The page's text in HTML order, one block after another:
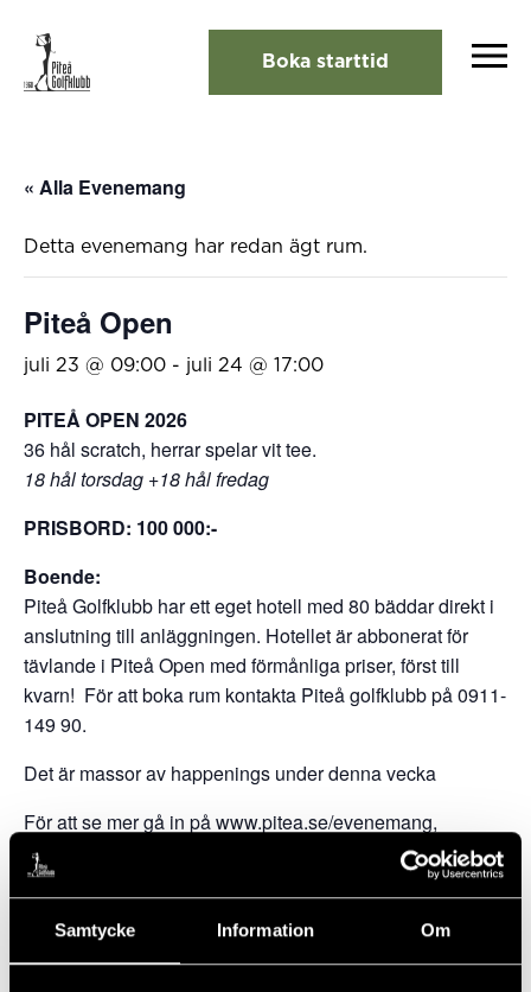
Samtycke Information Om
Boka starttid
« Alla Evenemang
Detta evenemang har redan ägt rum.
Piteå Open
juli 23 @ 09:00 - juli 24 @ 17:00
PITEÅ OPEN 2026
36 hål scratch, herrar spelar vit tee.
18 hål torsdag +18 hål fredag
PRISBORD: 100 000:-
Boende:
Piteå Golfklubb har ett eget hotell med 80 bäddar direkt i
anslutning till anläggningen. Hotellet är abbonerat för
tävlande i Piteå Open med förmånliga priser, först till
kvarn! För att boka rum kontakta Piteå golfklubb på 0911-
149 90.
Det är massor av happenings under denna vecka
​För att se mer gå in på www.pitea.se/evenemang,
www.pdol.se.
Piteå Golfklubbs anläggning:
På anläggningen finns även 4 st padel inomhusbanor, 2
st utomhuspadelbanor, 4 tennisbanor (grus), multiarena,